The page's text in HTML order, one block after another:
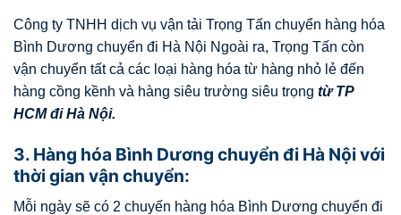
Công ty TNHH dịch vụ vận tải Trọng Tấn chuyển hàng hóa
Bình Dương chuyển đi Hà Nội Ngoài ra, Trọng Tấn còn
vận chuyển tất cả các loại hàng hóa từ hàng nhỏ lẻ đến
hàng cồng kềnh và hàng siêu trường siêu trọng từ TP
HCM điHà Nội.
3. Hàng hóa Bình Dương chuyển đi Hà Nội với
thời gian vận chuyển:
Mỗi ngày sẽ có 2 chuyến hàng hóa Bình Dương chuyển đi